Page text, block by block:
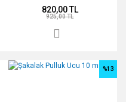
820,00 TL
925,00 TL
%13